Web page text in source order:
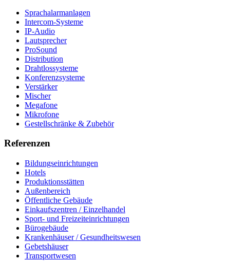
Sprachalarmanlagen
Intercom-Systeme
IP-Audio
Lautsprecher
ProSound
Distribution
Drahtlossysteme
Konferenzsysteme
Verstärker
Mischer
Megafone
Mikrofone
Gestellschränke & Zubehör
Referenzen
Bildungseinrichtungen
Hotels
Produktionsstätten
Außenbereich
Öffentliche Gebäude
Einkaufszentren / Einzelhandel
Sport- und Freizeiteinrichtungen
Bürogebäude
Krankenhäuser / Gesundheitswesen
Gebetshäuser
Transportwesen